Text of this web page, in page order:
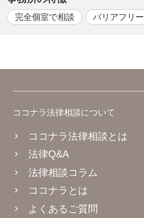
完全個室で相談 バリアフリー
ココナラ法律相談について
ココナラ法律相談とは
法律Q&A
法律相談コラム
ココナラとは
よくあるご質問